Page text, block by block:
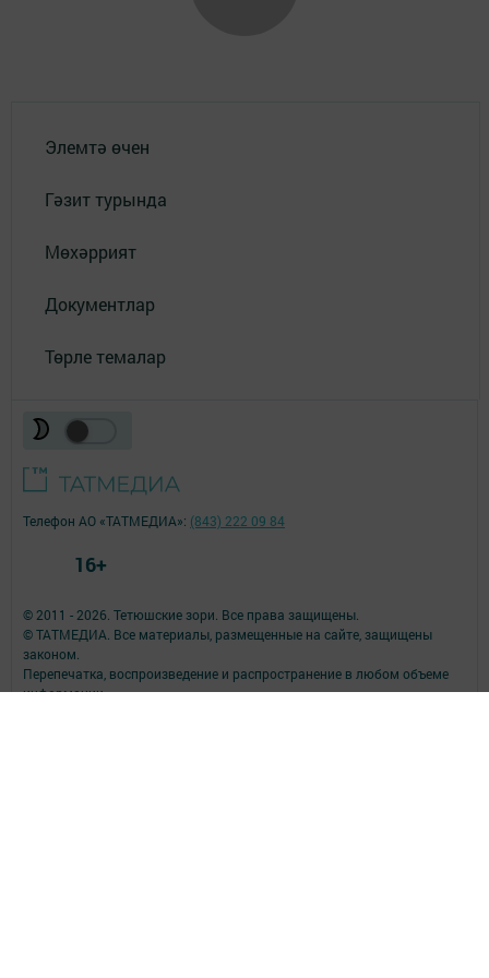
Элемтә өчен
Гәзит турында
Мөхәррият
Документлар
Төрле темалар
© 2011 - 2026. Тетюшские зори. Все права защищены.
© ТАТМЕДИА. Все материалы, размещенные на сайте, защищены
законом.
Перепечатка, воспроизведение и распространение в любом объеме
информации,
Телефон АО «ТАТМЕДИА»: (843) 222 09 84
16+